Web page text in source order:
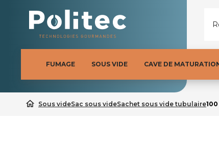
FUMAGE SOUS VIDE CAVE DE
home Sous videSac sous videSachet sous vide tubulaire